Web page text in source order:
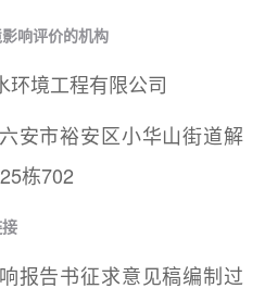
响评价的机构
环境工程有限公司
安市裕安区小华山街道解
栋702
报告书征求意见稿编制过